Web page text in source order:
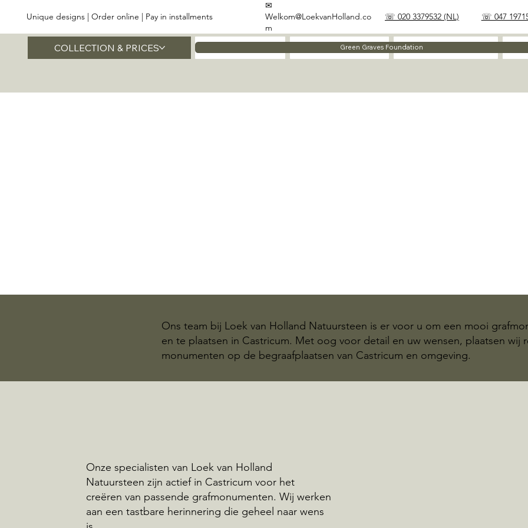
Unique designs | Order online | Pay in installments ☏ 020 3379532 (NL) ☏ 047
✉
Welkom@LoekvanHolland.co
m
COLLECTION & PRICES Method
Green Graves Foundation
Ons team bij Loek van Holland Natuursteen is er voor u om een mooi
en te plaatsen in Castricum. Met oog voor detail en uw wensen, plaatsen wij
monumenten op de begraafplaatsen van Castricum en omgeving.
Onze specialisten van Loek van Holland
Natuursteen zijn actief in Castricum voor het
creëren van passende grafmonumenten. Wij werken
aan een tastbare herinnering die geheel naar wens